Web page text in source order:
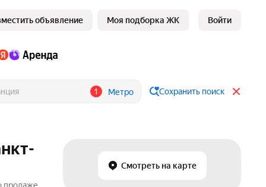
объявление Моя подборка ЖК Войти
1 Метро Сохранить поиск
Смотреть на карте